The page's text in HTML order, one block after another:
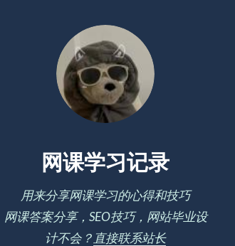
网课学习记录
用来分享网课学习的心得和技巧
网课答案分享，SEO技巧，网站毕业设
计不会？ 直接联系站长